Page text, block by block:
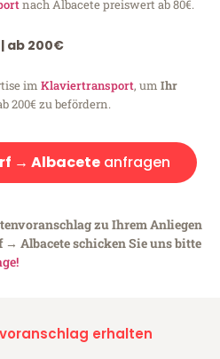
nach Albacete preiswert ab 80€.
| ab 200€
im Klaviertransport, um Ihr
200€ zu befördern.
→ Albacete anfragen
zu Ihrem Anliegen
→ Albacete schicken Sie uns bitte
erhalten